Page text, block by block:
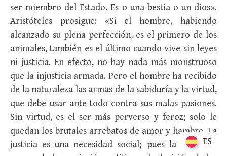
ser miembro del Estado. Es o una bestia o un dios».
Aristóteles prosigue: «Si el hombre, habiendo
alcanzado su plena perfección, es el primero de los
animales, también es el último cuando vive sin leyes
ni justicia. En efecto, no hay nada más monstruoso
que la injusticia armada. Pero el hombre ha recibido
de la naturaleza las armas de la sabiduría y la virtud,
que debe usar ante todo contra sus malas pasiones.
Sin virtud, es el ser más perverso y feroz; solo le
quedan los brutales arrebatos de amor y hambre. La
justicia es una necesidad social; pues la ley es la
ES
ES